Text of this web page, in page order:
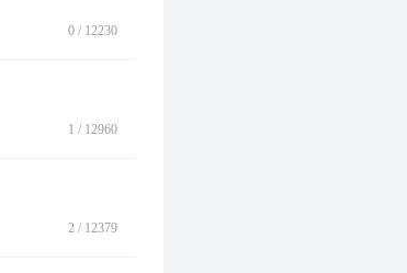
0 / 12230
1 / 12960
2 / 12379